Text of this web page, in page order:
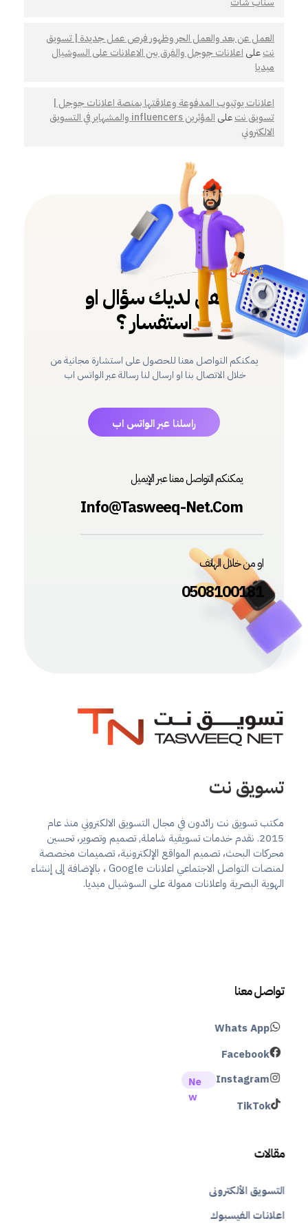
العمل عن بعد والعمل الحر وظهور فرص عمل جديدة | تسويق
نتعلى اعلانات جوجل والفرق بين الاعلانات على السوشيال
ميديا
اعلانات يوتيوب المدفوعة وعلاقتها بمنصة اعلانات جوجل |
تسويق نتعلى
المؤثرين influencers والمشهاير في التسويق
الالكتروني
تواصل معنا
هل لديك سؤال او
استفسار ؟
يمكنكم التواصل معنا للحصول على استشارة مجانية من
خلال الاتصال بنا او ارسال لنا رسالة عبر الواتس اب
راسلنا عبر الواتس اب
يمكنكم التواصل معنا عبر الإيميل
Info@Tasweeq-Net.com
او من خلال الهاتف
0508100181
تسويق نت
مكتب تسويق نت رائدون في مجال التسويق الالكتروني منذ عام
2015. نقدم خدمات تسويقية شاملة, تصميم وتصوير، تحسين
محركات البحث، تصميم المواقع الإلكترونية، تصميمات مخصصة
لمنصات التواصل الاجتماعي اعلانات Google ، بالإضافة إلى إنشاء
الهوية البصرية واعلانات ممولة على السوشيال ميديا.
تواصل معنا
Whats App
Facebook
Instagram
TikTok
مقالات
التسويق الألكترونى
اعلانات الفيسبوك